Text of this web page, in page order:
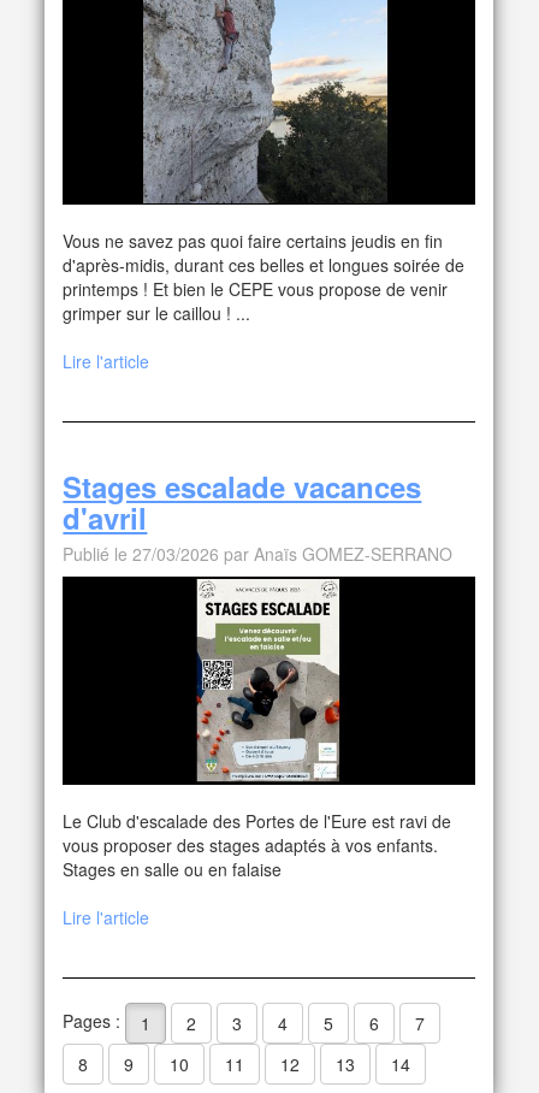
Vous ne savez pas quoi faire certains jeudis en fin
d'après-midis, durant ces belles et longues soirée de
printemps ! Et bien le CEPE vous propose de venir
grimper sur le caillou ! ...
Lire l'article
Stages escalade vacances
d'avril
Publié le 27/03/2026 par Anaïs GOMEZ-SERRANO
Le Club d'escalade des Portes de l'Eure est ravi de
vous proposer des stages adaptés à vos enfants.
Stages en salle ou en falaise
Lire l'article
Pages : 1 2 3 4 5 6
7
8
9 10 11 12 13 14